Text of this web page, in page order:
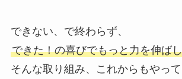
できない、で終わらず、
できた！の喜びでもっと力を伸ば
そんな取り組み、これからもやって